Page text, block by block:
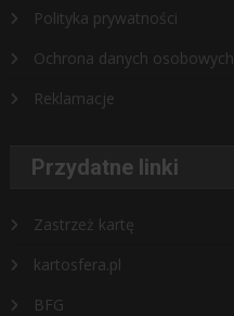
Polityka prywatności
Ochrona danych osobowych
Reklamacje
Przydatne linki
Zastrzeż kartę
kartosfera.pl
BFG